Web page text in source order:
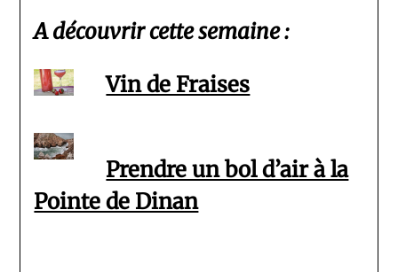
A découvrir cette semaine :
Vin de Fraises
Prendre un bol d’air à la
Pointe de Dinan